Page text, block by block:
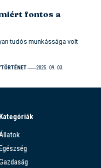
fontos a
tudós munkássága volt
2025. 09. 03.
Kategóriák